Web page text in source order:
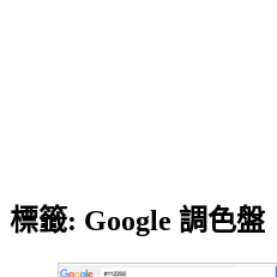
標籤: Google 調色盤